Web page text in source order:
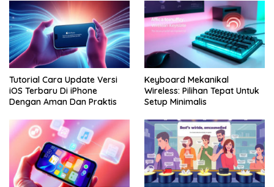
Tutorial Cara Update Versi
iOS Terbaru Di iPhone
Dengan Aman Dan Praktis
Keyboard Mekanikal
Wireless: Pilihan Tepat Untuk
Setup Minimalis